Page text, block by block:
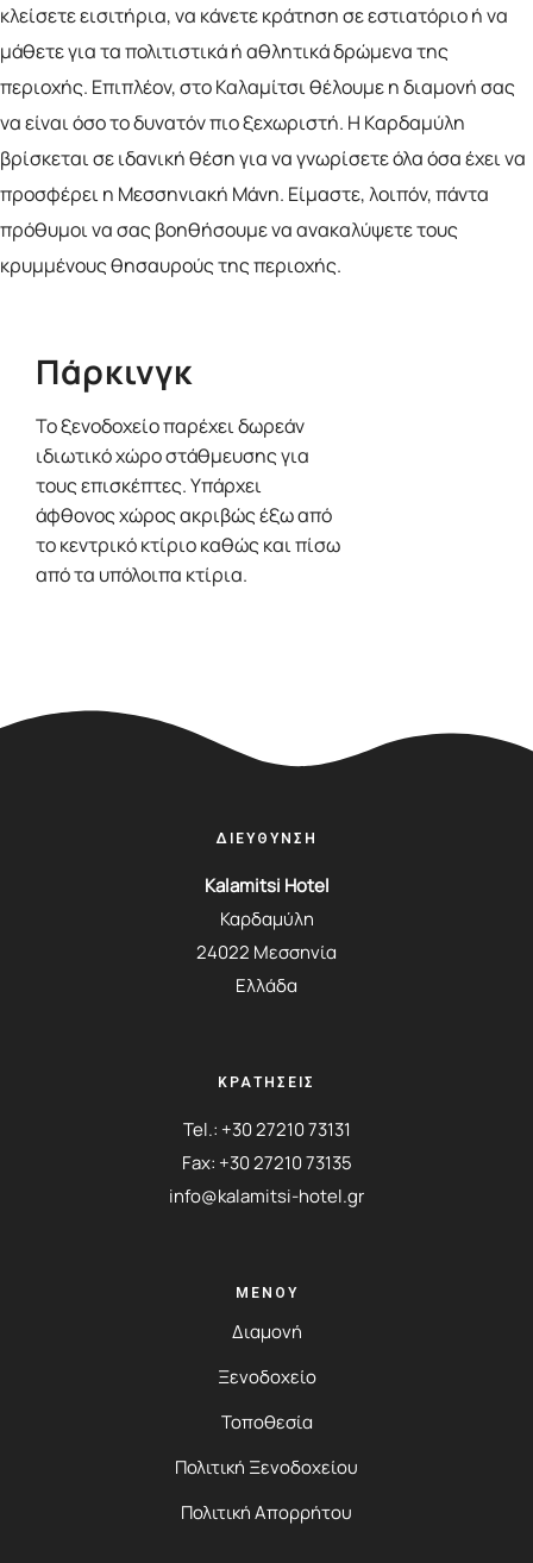
κλείσετε εισιτήρια, να κάνετε κράτηση σε εστιατόριο ή να
μάθετε για τα πολιτιστικά ή αθλητικά δρώμενα της
περιοχής. Επιπλέον, στο Καλαμίτσι θέλουμε η διαμονή σας
να είναι όσο το δυνατόν πιο ξεχωριστή. Η Καρδαμύλη
βρίσκεται σε ιδανική θέση για να γνωρίσετε όλα όσα έχει να
προσφέρει η Μεσσηνιακή Μάνη. Είμαστε, λοιπόν, πάντα
πρόθυμοι να σας βοηθήσουμε να ανακαλύψετε τους
κρυμμένους θησαυρούς της περιοχής.
Πάρκινγκ
Το ξενοδοχείο παρέχει δωρεάν
ιδιωτικό χώρο στάθμευσης για
τους επισκέπτες. Υπάρχει
άφθονος χώρος ακριβώς έξω από
το κεντρικό κτίριο καθώς και πίσω
από τα υπόλοιπα κτίρια.
ΔΙΕΥΘΥΝΣΗ
Kalamitsi Hotel
Καρδαμύλη
24022 Μεσσηνία
Ελλάδα
ΚΡΑΤΗΣΕΙΣ
Tel.: +30 27210 73131
Fax: +30 27210 73135
info@kalamitsi-hotel.gr
ΜΕΝΟΎ
Διαμονή
Ξενοδοχείο
Τοποθεσία
Πολιτική Ξενοδοχείου
Πολιτική Απορρήτου